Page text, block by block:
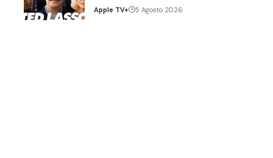
Apple TV+ 5 Agosto 2026